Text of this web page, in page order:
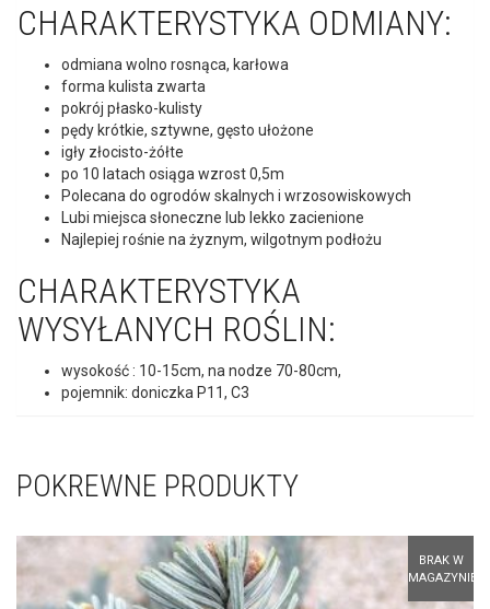
CHARAKTERYSTYKA ODMIANY:
odmiana wolno rosnąca, karłowa
forma kulista zwarta
pokrój płasko-kulisty
pędy krótkie, sztywne, gęsto ułożone
igły złocisto-żółte
po 10 latach osiąga wzrost 0,5m
Polecana do ogrodów skalnych i wrzosowiskowych
Lubi miejsca słoneczne lub lekko zacienione
Najlepiej rośnie na żyznym, wilgotnym podłożu
CHARAKTERYSTYKA
WYSYŁANYCH ROŚLIN:
wysokość : 10-15cm, na nodze 70-80cm,
pojemnik: doniczka P11, C3
POKREWNE PRODUKTY
BRAK W
MAGAZYNIE